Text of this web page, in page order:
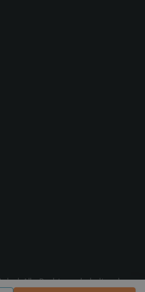
| Alle Rechte vorbehalten |